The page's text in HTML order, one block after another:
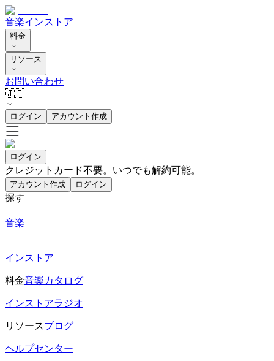
音楽インストア
料金
リソース
お問い合わせ
🇯🇵
ログイン アカウント作成
ログイン
クレジットカード不要。いつでも解約可能。
アカウント作成 ログイン
探す
音楽
インストア
料金音楽カタログ
インストアラジオ
リソースブログ
ヘルプセンター